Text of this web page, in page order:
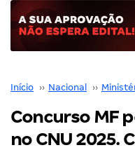
Início ›› Nacional ››
Concurso MF
no CNU 2025.